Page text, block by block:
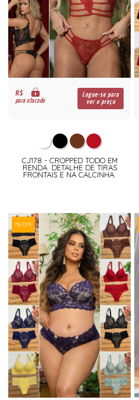
R$
para atacado
Logue-se para
ver o preço
CJ178 - CROPPED TODO EM
RENDA. DETALHE DE TIRAS
FRONTAIS E NA CALCINHA.
7% OFF